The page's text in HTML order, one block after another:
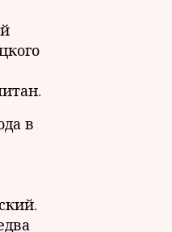
в